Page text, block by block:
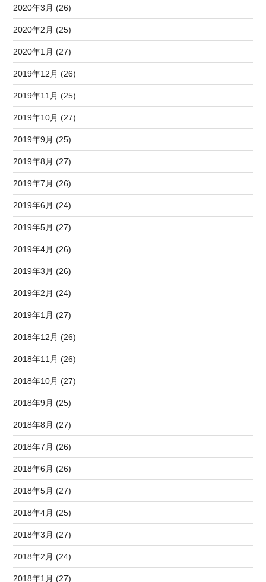
2020年3月 (26)
2020年2月 (25)
2020年1月 (27)
2019年12月 (26)
2019年11月 (25)
2019年10月 (27)
2019年9月 (25)
2019年8月 (27)
2019年7月 (26)
2019年6月 (24)
2019年5月 (27)
2019年4月 (26)
2019年3月 (26)
2019年2月 (24)
2019年1月 (27)
2018年12月 (26)
2018年11月 (26)
2018年10月 (27)
2018年9月 (25)
2018年8月 (27)
2018年7月 (26)
2018年6月 (26)
2018年5月 (27)
2018年4月 (25)
2018年3月 (27)
2018年2月 (24)
2018年1月 (27)